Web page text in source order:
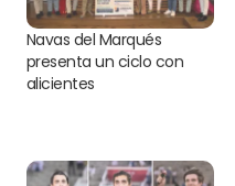
Navas del Marqués
presenta un ciclo con
alicientes